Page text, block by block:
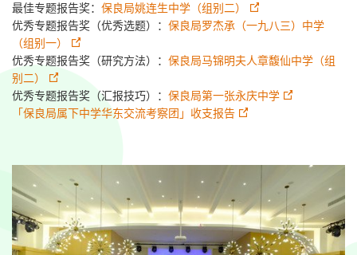
最佳专题报告奖： 保良局姚连生中学（组别二）
优秀专题报告奖（优秀选题）： 保良局罗杰承（一九八三）中学
（组别一）
优秀专题报告奖（研究方法）： 保良局马锦明夫人章馥仙中学（组
别二）
优秀专题报告奖（汇报技巧）： 保良局第一张永庆中学
「保良局属下中学华东交流考察团」收支报告